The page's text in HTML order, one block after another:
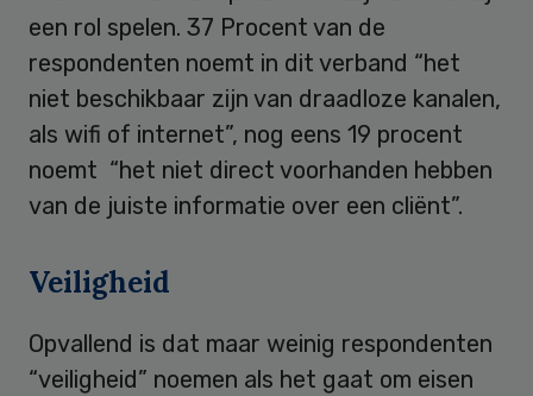
een rol spelen. 37 Procent van de
respondenten noemt in dit verband “het
niet beschikbaar zijn van draadloze kanalen,
als wifi of internet”, nog eens 19 procent
noemt “het niet direct voorhanden hebben
van de juiste informatie over een cliënt”.
Veiligheid
Opvallend is dat maar weinig respondenten
“veiligheid” noemen als het gaat om eisen